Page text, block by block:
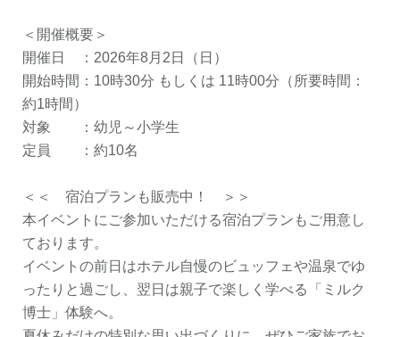
＜開催概要＞
開催日 ：2026年8月2日（日）
開始時間：10時30分 もしくは 11時00分（所要時間：
約1時間）
対象 ：幼児～小学生
定員 ：約10名
＜＜ 宿泊プランも販売中！ ＞＞
本イベントにご参加いただける宿泊プランもご用意し
ております。
イベントの前日はホテル自慢のビュッフェや温泉でゆ
ったりと過ごし、翌日は親子で楽しく学べる「ミルク
博士」体験へ。